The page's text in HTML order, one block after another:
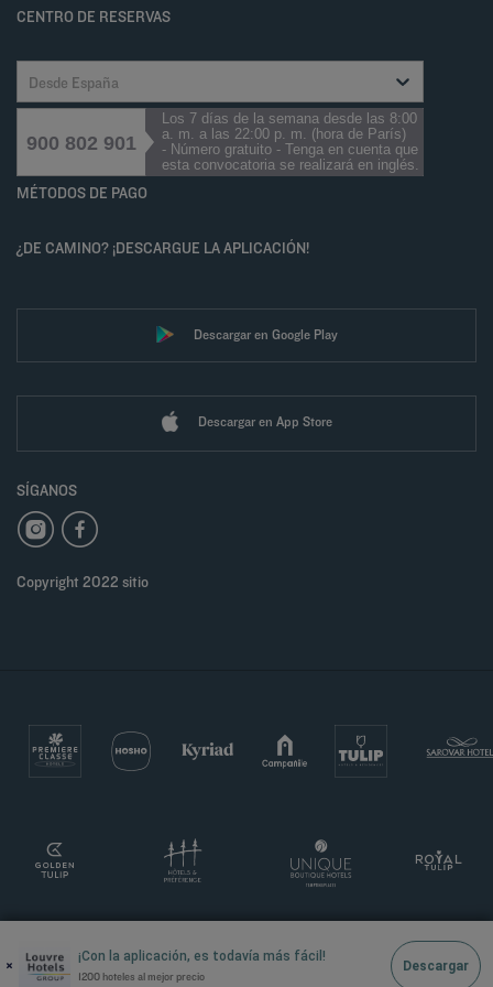
CENTRO DE RESERVAS
Desde España
900 802 901
Los 7 días de la semana desde las 8:00
a. m. a las 22:00 p. m. (hora de París)
- Número gratuito - Tenga en cuenta que
esta convocatoria se realizará en inglés.
MÉTODOS DE PAGO
¿DE CAMINO? ¡DESCARGUE LA APLICACIÓN!
Descargar en Google Play
Descargar en App Store
SÍGANOS
Copyright 2022 sitio
× ¡Con la aplicación, es todavía más fácil!
1200 hoteles al mejor precio
Descargar